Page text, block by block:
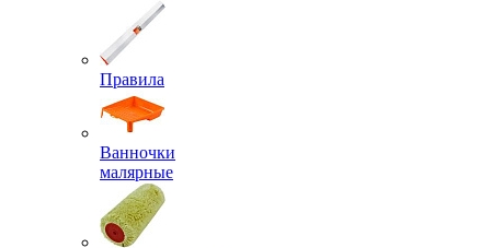
Правила
Ванночки
малярные